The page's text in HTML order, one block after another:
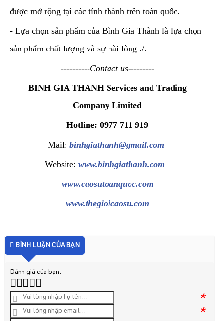
được mở rộng tại các tỉnh thành trên toàn quốc.
- Lựa chọn sản phẩm của Bình Gia Thành là lựa chọn
sản phẩm chất lượng và sự hài lòng ./.
----------Contact us---------
BINH GIA THANH Services and Trading
Company Limited
Hotline: 0977 711 919
Mail:binhgiathanh@gmail.com
Website:www.binhgiathanh.com
www.caosutoanquoc.com
www.thegioicaosu.com
BÌNH LUẬN CỦA BẠN
Đánh giá của bạn:
*
*